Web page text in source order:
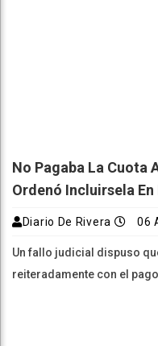
No Pagaba La Cuota
Ordenó Incluirsela En
Diario De Rivera 06
Un fallo judicial dispuso
reiteradamente con el